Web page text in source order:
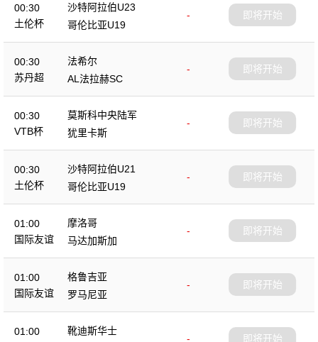
00:30
土伦杯
沙特阿拉伯U23
-
哥伦比亚U19
即将开始
00:30
苏丹超
法希尔
-
AL法拉赫SC
即将开始
00:30
VTB杯
莫斯科中央陆军
-
犹里卡斯
即将开始
00:30
土伦杯
沙特阿拉伯U21
-
哥伦比亚U19
即将开始
01:00
国际友谊
摩洛哥
-
马达加斯加
即将开始
01:00
国际友谊
格鲁吉亚
-
罗马尼亚
即将开始
01:00
靴迪斯华士
- 即将开始